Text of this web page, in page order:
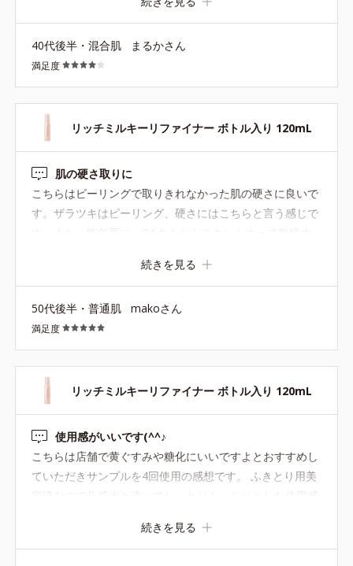
40代後半・混合肌 まるかさん
満足度
リッチミルキーリファイナー ボトル入り 120mL
肌の硬さ取りに
こちらはピーリングで取りきれなかった肌の硬さに良いで
す。ザラツキはピーリング、硬さにはこちらと言う感じで
にも大丈夫でした。また、こちらを頻繁に使用すると肌が
取ってくれます。困った時の救世主として使用してます。
続きを見る
50代後半・普通肌 makoさん
満足度
リッチミルキーリファイナー ボトル入り 120mL
使用感がいいです(^^♪
こちらは店舗で黄ぐすみや糖化にいいですよとおすすめし
ていただきサンプルを4回使用の感想です。 ふきとり用美
液なのでとてもいいですよとおすすめされていた理由がわ
続きを見る